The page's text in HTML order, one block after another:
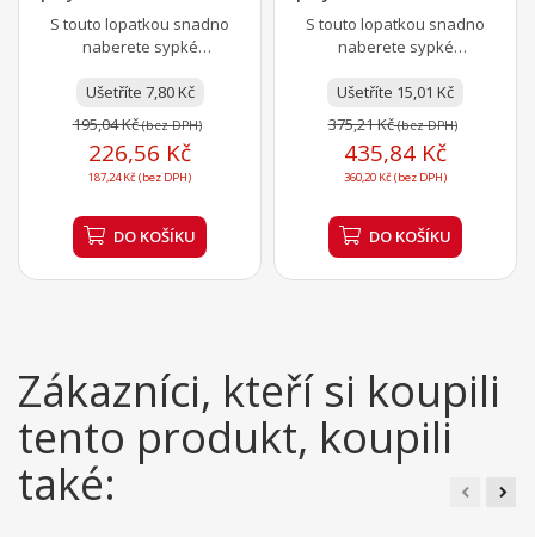
S touto lopatkou snadno
naberete sypké
se o všestranného
pomocníka...
Ušetříte 7,80 Kč
195,04 Kč(bez DPH)
226,56 Kč
187,24 Kč (bez DPH)
DO KOŠÍKU
S touto lopatkou snadno
naberete sypké
se o všestranného
pomocníka...
Ušetříte 15,01 Kč
375,21 Kč(bez DPH)
435,84 Kč
360,20 Kč (bez DPH)
DO KOŠÍKU
Zákazníci, kteří si koupili
tento produkt, koupili
také: